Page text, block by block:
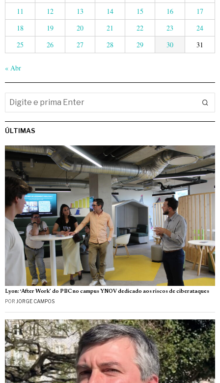
11 12 13 14 15 16
17
18
19 20 21 22 23
24
25
26 27 28 29 30 31
« Abr
ÚLTIMAS
Lyon: ‘After Work’ do PBC no campus YNOV dedicado aos riscos de ciberataques
POR JORGE CAMPOS